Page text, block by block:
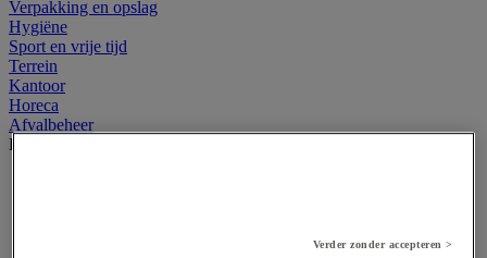
Verpakking en opslag
Hygiëne
Sport en vrije tijd
Terrein
Kantoor
Horeca
Afvalbeheer
Bekijk de hele productgroep
Verder zonder accepteren >